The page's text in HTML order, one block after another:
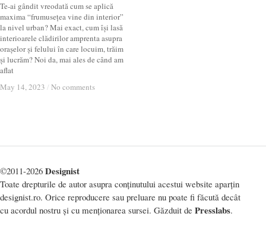
Te-ai gândit vreodată cum se aplică
maxima “frumusețea vine din interior”
la nivel urban? Mai exact, cum își lasă
interioarele clădirilor amprenta asupra
orașelor și felului în care locuim, trăim
și lucrăm? Noi da, mai ales de când am
aflat
May 14, 2023 / No comments
May 14, 2023 / No comments
©2011-2026 Designist
Toate drepturile de autor asupra conținutului acestui website aparțin
designist.ro. Orice reproducere sau preluare nu poate fi făcută decât
cu acordul nostru și cu menționarea sursei. Găzduit de Presslabs.